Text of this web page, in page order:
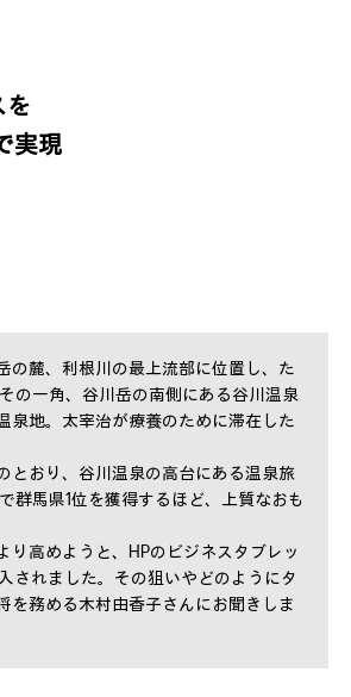
を
実現
の麓、利根川の最上流部に位置し、た
の一角、谷川岳の南側にある谷川温泉
泉地。太宰治が療養のために滞在した
おり、谷川温泉の高台にある温泉旅
群馬県1位を獲得するほど、上質なおも
高めようと、HPのビジネスタブレッ
されました。その狙いやどのようにタ
を務める木村由香子さんにお聞きしま